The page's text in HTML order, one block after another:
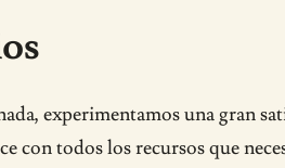
experimentamos una gran
con todos los recursos que